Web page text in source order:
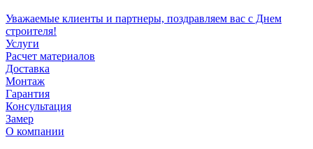
Уважаемые клиенты и партнеры, поздравляем вас с Днем
строителя!
Услуги
Расчет материалов
Доставка
Монтаж
Гарантия
Консультация
Замер
О компании